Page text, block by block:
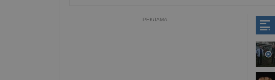
РЕКЛАМА